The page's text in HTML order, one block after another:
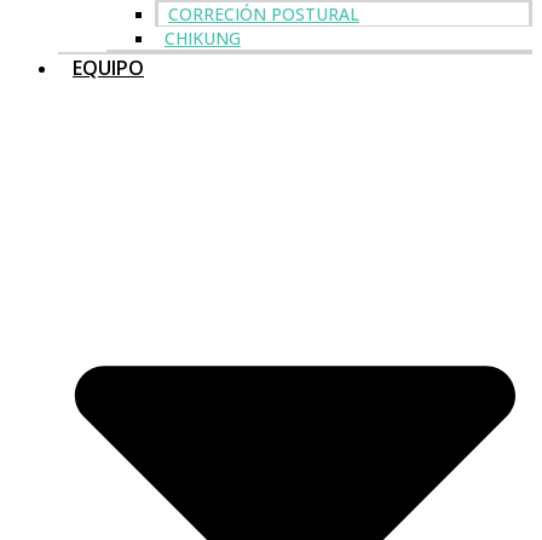
CORRECIÓN POSTURAL
CHIKUNG
EQUIPO